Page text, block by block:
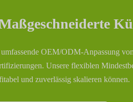
OEM/ODM-Anpassung
Unsere flexiblen
und zuverlässig skalieren können.